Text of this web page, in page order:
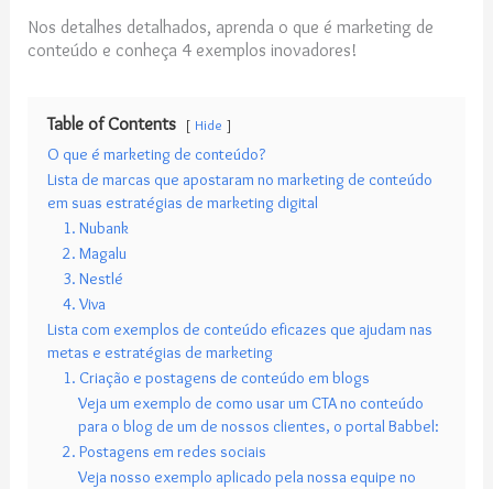
Nos detalhes detalhados, aprenda o que é marketing de
conteúdo e conheça 4 exemplos inovadores!
Table of Contents Hide
O que é marketing de conteúdo?
Lista de marcas que apostaram no marketing de conteúdo
em suas estratégias de marketing digital
1. Nubank
2. Magalu
3. Nestlé
4. Viva
Lista com exemplos de conteúdo eficazes que ajudam nas
metas e estratégias de marketing
1. Criação e postagens de conteúdo em blogs
Veja um exemplo de como usar um CTA no conteúdo
para o blog de um de nossos clientes, o portal Babbel:
2. Postagens em redes sociais
Veja nosso exemplo aplicado pela nossa equipe no